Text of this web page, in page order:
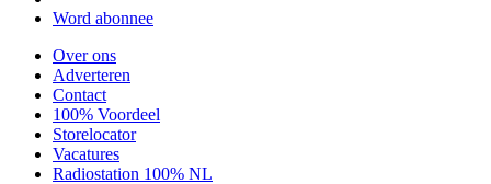
Word abonnee
Over ons
Adverteren
Contact
100% Voordeel
Storelocator
Vacatures
Radiostation 100% NL